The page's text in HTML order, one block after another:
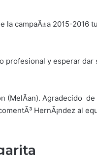
campaÃ±a 2015-2016
y esperar dar
(MelÃ­an). Agradecido
HernÃ¡ndez al